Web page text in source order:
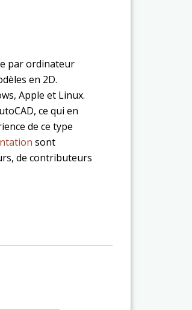
par ordinateur
en 2D.
Apple et Linux.
ce qui en
de ce type
sont
de contributeurs